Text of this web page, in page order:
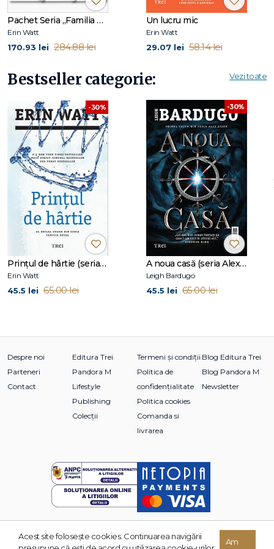
Le puteţi urmări pe www.authorerinwatt.com.
La Editura Trei au apărut primele patru volume din seria
Familia Royal, toate bestselleruri New York Times: Prințesa
de hârtie, Prințul de hârtie, Palatul de hârtie și Moștenitorul
Pachet Seria „Familia Royal” – Erin Watt
Erin Watt
170.93 lei 284.88 lei
Un lucru mic
Erin Watt
29.07 lei 58.14 lei
Bestseller categorie: Vezi toate
-30%
Prințul de hârtie (seria Familia Royal, vol. 2)
Erin Watt
45.5 lei 65.00 lei
-30%
A noua casă (seria Alex Stern, vol. 1)
Leigh Bardugo
45.5 lei 65.00 lei
Despre noi
Parteneri
Contact
Editura Trei
Pandora M
Lifestyle
Publishing
Colecții
Termeni și condiții
Politica de
confidențialitate
Politica cookies
Comanda si
livrarea
Blog Editura Trei
Blog Pandora M
Newsletter
© 2026 Grupul Editorial TREI. Toate drepturile rezervate.
Acest site foloseşte cookies. Continuarea navigării
Am